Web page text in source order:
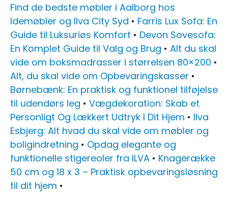
Find de bedste møbler i Aalborg hos
Idemøbler og Ilva City Syd • Farris Lux Sofa: En
Guide til Luksuriøs Komfort • Devon Sovesofa:
En Komplet Guide til Valg og Brug • Alt du skal
vide om boksmadrasser i størrelsen 80×200 •
Alt, du skal vide om Opbevaringskasser •
Børnebænk: En praktisk og funktionel tilføjelse
til udendørs leg • Vægdekoration: Skab et
Personligt Og Lækkert Udtryk I Dit Hjem • Ilva
Esbjerg: Alt hvad du skal vide om møbler og
boligindretning • Opdag elegante og
funktionelle stigereoler fra ILVA • Knagerække
50 cm og 18 x 3 – Praktisk opbevaringsløsning
til dit hjem •